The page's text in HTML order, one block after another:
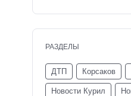
РАЗДЕЛЫ
ДТП Корсаков
Новости Курил